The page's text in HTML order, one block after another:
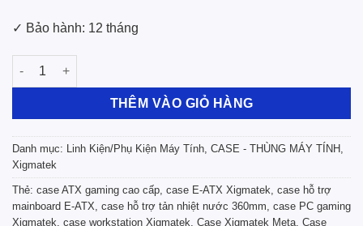
✓ Bảo hành: 12 tháng
Case Xigmatek Meta (No Fan)_EN45004 (E-ATX, ATX, Micro-
THÊM VÀO GIỎ HÀNG
Danh mục: Linh Kiện/Phụ Kiện Máy Tính CASE - THÙNG MÁY TÍNH
Xigmatek
Thẻ: case ATX gaming cao cấp case E-ATX Xigmatek case hỗ trợ
mainboard E-ATX case hỗ trợ tản nhiệt nước 360mm case PC gaming
Xigmatek case workstation Xigmatek Case Xigmatek Meta Case